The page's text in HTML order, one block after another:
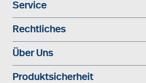
Service
Rechtliches
Über Uns
Produktsicherheit